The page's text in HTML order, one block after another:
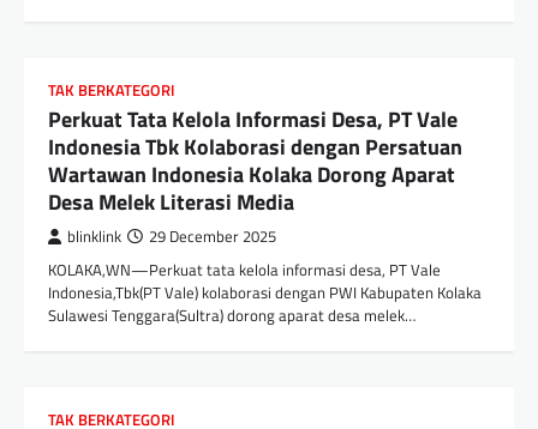
TAK BERKATEGORI
Perkuat Tata Kelola Informasi Desa, PT Vale
Indonesia Tbk Kolaborasi dengan Persatuan
Wartawan Indonesia Kolaka Dorong Aparat
Desa Melek Literasi Media
blinklink 29 December 2025
KOLAKA,WN—Perkuat tata kelola informasi desa, PT Vale
Indonesia,Tbk(PT Vale) kolaborasi dengan PWI Kabupaten Kolaka
Sulawesi Tenggara(Sultra) dorong aparat desa melek…
TAK BERKATEGORI